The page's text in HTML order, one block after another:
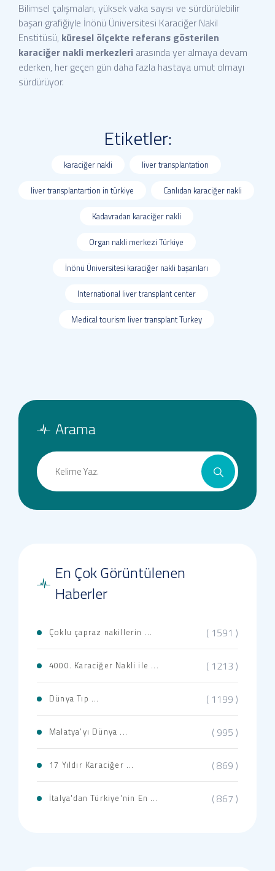
Bilimsel çalışmaları, yüksek vaka sayısı ve sürdürülebilir
başarı grafiğiyle İnönü Üniversitesi Karaciğer Nakil
Enstitüsü, küresel ölçekte referans gösterilen
karaciğer nakli merkezleri arasında yer almaya devam
ederken, her geçen gün daha fazla hastaya umut olmayı
sürdürüyor.
Etiketler:
karaciğer nakli liver transplantation
liver transplantartion in türkiye Canlıdan karaciğer nakli
Kadavradan karaciğer nakli
Organ nakli merkezi Türkiye
İnönü Üniversitesi karaciğer nakli başarıları
International liver transplant center
Medical tourism liver transplant Turkey
Arama
En Çok Görüntülenen
Haberler
Çoklu çapraz nakillerin ... ( 1591 )
4000. Karaciğer Nakli ile ... ( 1213 )
​​​​Dünya Tıp ... ( 1199 )
Malatya’yı Dünya ... ( 995 )
17 Yıldır Karaciğer ... ( 869 )
İtalya'dan Türkiye'nin En ... ( 867 )